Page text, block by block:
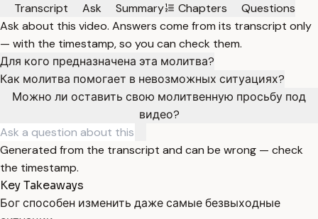
Transcript
Ask Summary Chapters
Questions
Ask about this video. Answers come from its transcript only
— with the timestamp, so you can check them.
Для кого предназначена эта молитва?
Как молитва помогает в невозможных ситуациях?
Можно ли оставить свою молитвенную просьбу под
видео?
Generated from the transcript and can be wrong — check
the timestamp.
Key Takeaways
Бог способен изменить даже самые безвыходные